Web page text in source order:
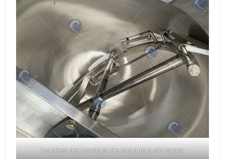
Detalles del hervidor de chaqueta de vapor